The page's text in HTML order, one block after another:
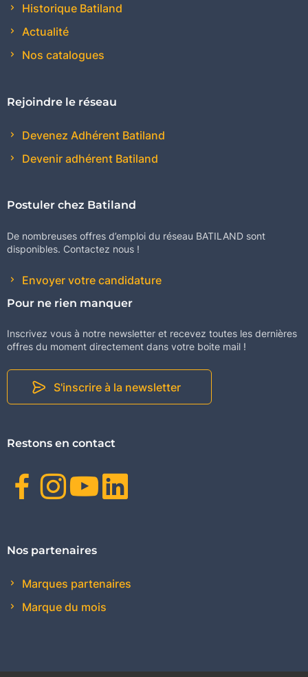
Historique Batiland
Actualité
Nos catalogues
Rejoindre le réseau
Devenez Adhérent Batiland
Devenir adhérent Batiland
Postuler chez Batiland
De nombreuses offres d’emploi du réseau BATILAND sont
disponibles. Contactez nous !
Envoyer votre candidature
Pour ne rien manquer
Inscrivez vous à notre newsletter et recevez toutes les dernières
offres du moment directement dans votre boite mail !
S'inscrire à la newsletter
Restons en contact
Facebook
Instagram
Youtube
Nos partenaires
Marques partenaires
Marque du mois